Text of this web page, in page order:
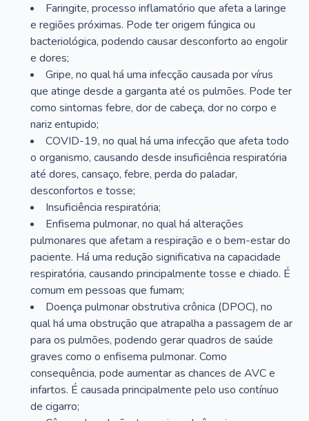
Faringite, processo inflamatório que afeta a laringe
e regiões próximas. Pode ter origem fúngica ou
bacteriológica, podendo causar desconforto ao engolir
e dores;
Gripe, no qual há uma infecção causada por vírus
que atinge desde a garganta até os pulmões. Pode ter
como sintomas febre, dor de cabeça, dor no corpo e
nariz entupido;
COVID-19, no qual há uma infecção que afeta todo
o organismo, causando desde insuficiência respiratória
até dores, cansaço, febre, perda do paladar,
desconfortos e tosse;
Insuficiência respiratória;
Enfisema pulmonar, no qual há alterações
pulmonares que afetam a respiração e o bem-estar do
paciente. Há uma redução significativa na capacidade
respiratória, causando principalmente tosse e chiado. É
comum em pessoas que fumam;
Doença pulmonar obstrutiva crônica (DPOC), no
qual há uma obstrução que atrapalha a passagem de ar
para os pulmões, podendo gerar quadros de saúde
graves como o enfisema pulmonar. Como
consequência, pode aumentar as chances de AVC e
infartos. É causada principalmente pelo uso contínuo
de cigarro;